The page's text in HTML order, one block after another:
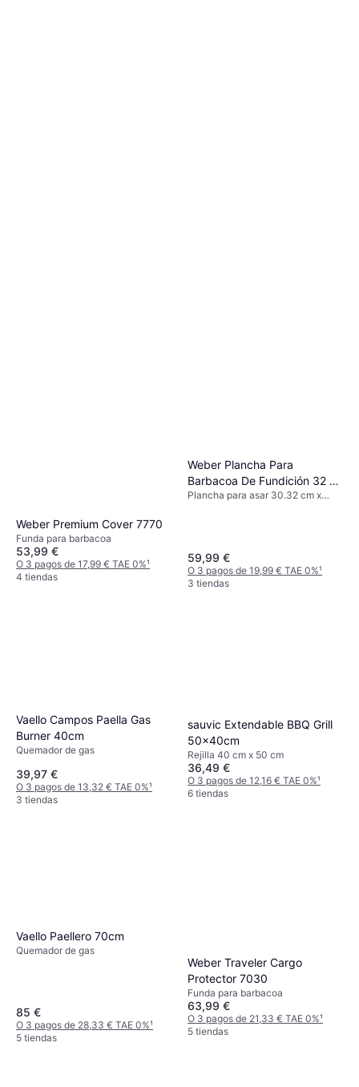
Weber Premium Cover 7770
Funda para barbacoa
53,99 €
O 3 pagos de 17,99 € TAE 0%¹
4 tiendas
Weber Plancha Para
Barbacoa De Fundición 32 x
5 x 32 cm
Plancha para asar 30.32 cm x
59,99 €
O 3 pagos de 19,99 € TAE 0%¹
3 tiendas
Vaello Campos Paella Gas
Burner 40cm
Quemador de gas
39,97 €
O 3 pagos de 13,32 € TAE 0%¹
3 tiendas
sauvic Extendable BBQ Grill
50x40cm
Rejilla 40 cm x 50 cm
36,49 €
O 3 pagos de 12,16 € TAE 0%¹
6 tiendas
Vaello Paellero 70cm
Quemador de gas
85 €
O 3 pagos de 28,33 € TAE 0%¹
5 tiendas
Weber Traveler Cargo
Protector 7030
Funda para barbacoa
63,99 €
O 3 pagos de 21,33 € TAE 0%¹
5 tiendas